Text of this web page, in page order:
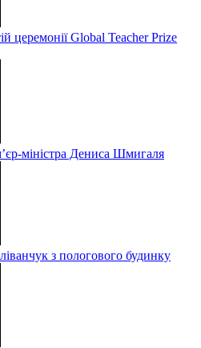
церемонії Global Teacher Prize
міністра Дениса Шмигаля
з пологового будинку